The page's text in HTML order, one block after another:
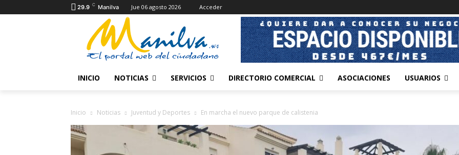
29.9 C Manilva Jue 06 agosto 2026 Acceder
INICIO NOTICIAS SERVICIOS DIRECTORIO COMERCIAL ASOCIACIONES USUARIOS
Inicio Noticias Juventud y Deportes En marcha el nuevo parque de calistenia